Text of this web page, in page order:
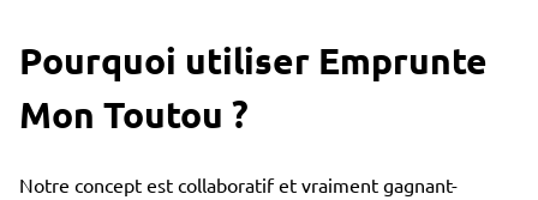
Pourquoi utiliser Emprunte
Mon Toutou ?
Notre concept est collaboratif et vraiment gagnant-